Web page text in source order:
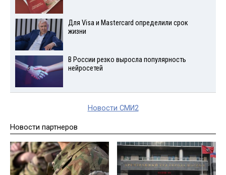
Для Visа и Mastercard определили срок
жизни
В России резко выросла популярность
нейросетей
Новости СМИ2
Новости партнеров